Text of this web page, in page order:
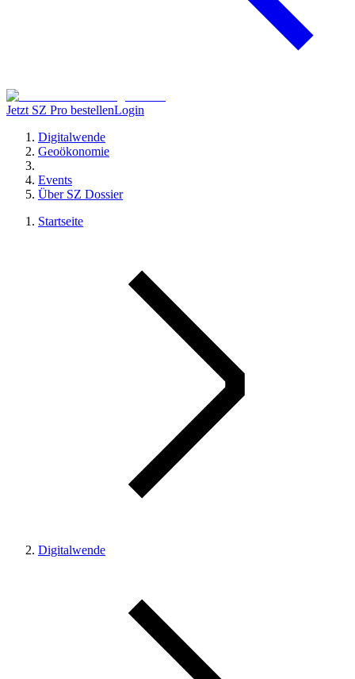
Jetzt SZ Pro bestellenLogin
Digitalwende
Geoökonomie
Events
Über SZ Dossier
Startseite
Digitalwende